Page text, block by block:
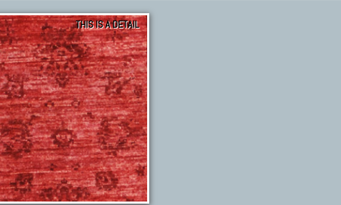
THIS IS A DETAIL